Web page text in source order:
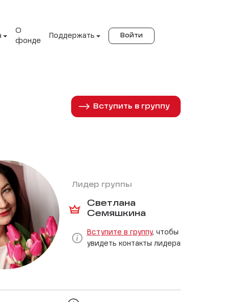
О
фонде
Поддержать Войти
Вступить в группу
Лидер группы
Светлана
Семяшкина
Вступите в группу, чтобы
увидеть контакты лидера